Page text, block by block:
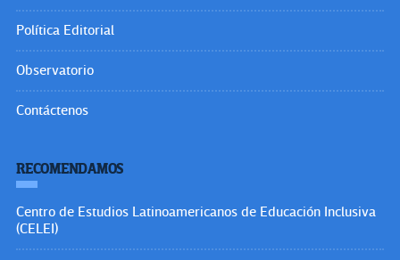
Política Editorial
Observatorio
Contáctenos
RECOMENDAMOS
Centro de Estudios Latinoamericanos de Educación Inclusiva
(CELEI)